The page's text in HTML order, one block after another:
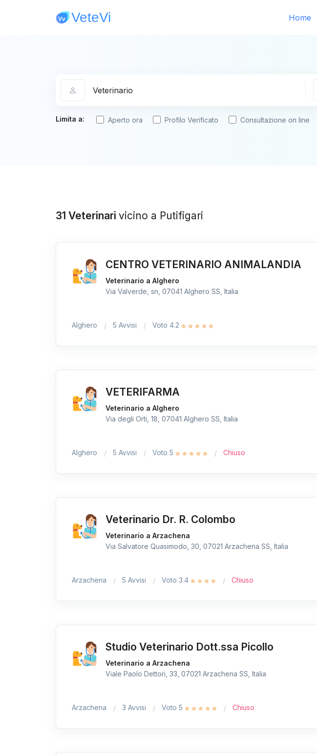
Home
Limita a: Aperto ora Profilo Verificato Consultazione on line
31 Veterinari vicino a Putifigari
CENTRO VETERINARIO ANIMALANDIA
Veterinario a Alghero
Via Valverde, sn, 07041 Alghero SS, Italia
Alghero 5 Avvisi Voto 4.2
VETERIFARMA
Veterinario a Alghero
Via degli Orti, 18, 07041 Alghero SS, Italia
Alghero 5 Avvisi Voto 5 Chiuso
Veterinario Dr. R. Colombo
Veterinario a Arzachena
Via Salvatore Quasimodo, 30, 07021 Arzachena SS, Italia
Arzachena 5 Avvisi Voto 3.4 Chiuso
Studio Veterinario Dott.ssa Picollo
Veterinario a Arzachena
Viale Paolo Dettori, 33, 07021 Arzachena SS, Italia
Arzachena 3 Avvisi Voto 5 Chiuso